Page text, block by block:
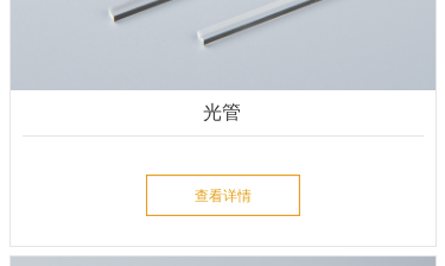
光管
查看详情